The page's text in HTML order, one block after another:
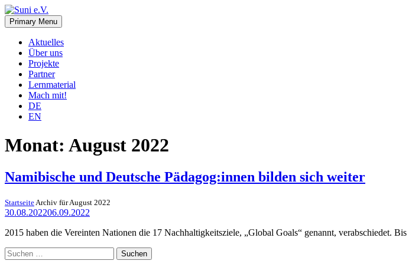
Skip
to
content
Suni e.V.
Deutsch-Namibischer Verein, zur Umsetzung der UN-Nachhaltigkeitsziele
Primary Menu
Aktuelles
Über uns
Projekte
Partner
Lernmaterial
Mach mit!
DE
EN
Monat: August 2022
Namibische und Deutsche Pädagog:innen bilden sich weiter
Startseite Archiv für August 2022
30.08.202206.09.2022
2015 haben die Vereinten Nationen die 17 Nachhaltigkeitsziele, „Global Goals“ genannt, verabschiedet.
Suchen